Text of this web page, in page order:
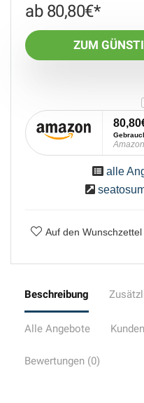
80,80€
ZUM
Amazon
alle
Auf den Wunschzettel
Beschreibung
Alle Angebote
Bewertungen (0)